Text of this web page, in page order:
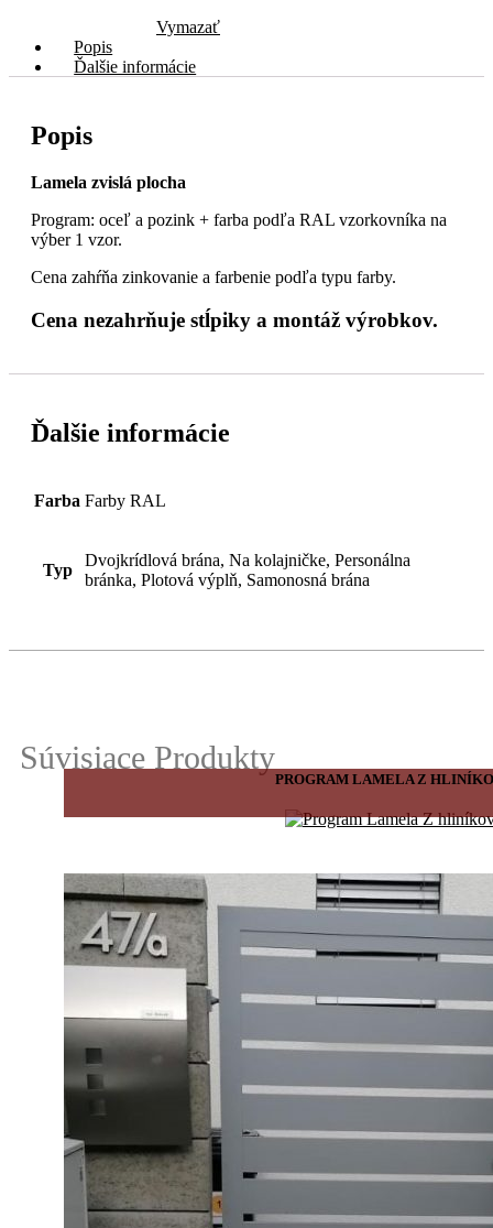
Vymazať
Popis
Ďalšie informácie
Popis
Lamela zvislá plocha
Program: oceľ a pozink + farba podľa RAL vzorkovníka na
výber 1 vzor.
Cena zahŕňa zinkovanie a farbenie podľa typu farby.
Cena nezahrňuje stĺpiky a montáž výrobkov.
Ďalšie informácie
Farba Farby RAL
Typ
Dvojkrídlová brána, Na kolajničke, Personálna
bránka, Plotová výplň, Samonosná brána
Súvisiace Produkty
PROGRAM LAMELA Z